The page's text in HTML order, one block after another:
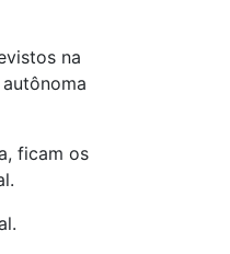
na
ficam os